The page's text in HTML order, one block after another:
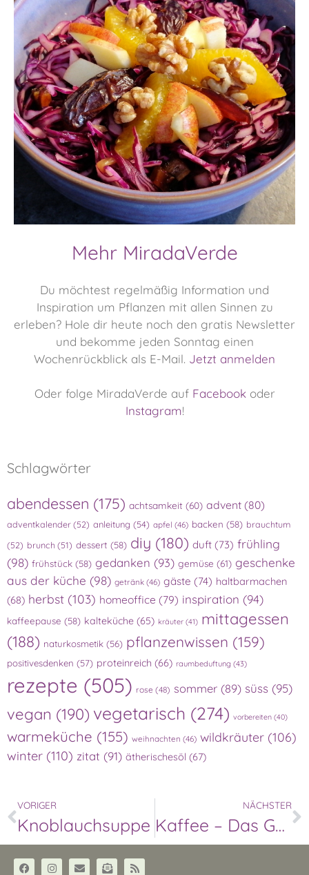
Mehr MiradaVerde
Du möchtest regelmäßig Information und
Inspiration um Pflanzen mit allen Sinnen zu
erleben? Hole dir heute noch den gratis Newsletter
und bekomme jeden Sonntag einen
Wochenrückblick als E-Mail. Jetzt anmelden
Oder folge MiradaVerde auf Facebook oder
Instagram!
Schlagwörter
abendessen (175) achtsamkeit (60) advent (80)
adventkalender(52) anleitung (54) apfel (46) backen (58) brauchtum
(52) brunch(51) dessert (58) diy (180) duft (73) frühling
(98) frühstück (58) gedanken (93) gemüse (61) geschenke
aus der küche (98) getränk (46) gäste (74) haltbarmachen
(68) herbst (103) homeoffice (79) inspiration (94)
kaffeepause (58) kalteküche (65) kräuter (41) mittagessen
(188) naturkosmetik (56) pflanzenwissen (159)
positivesdenken (57) proteinreich (66) raumbeduftung (43)
rezepte (505) rose (48) sommer (89) süss (95)
vegan (190) vegetarisch (274) vorbereiten (40)
warmeküche (155) weihnachten (46) wildkräuter (106)
winter (110) zitat (91) ätherischesöl (67)
VORIGER
Knoblauchsuppe
NÄCHSTER
Kaffee – Das Getränk